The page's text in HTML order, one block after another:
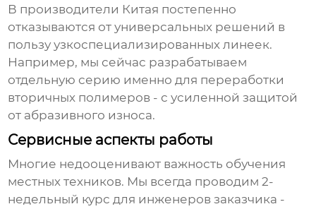
В производители Китая постепенно
отказываются от универсальных решений в
пользу узкоспециализированных линеек.
Например, мы сейчас разрабатываем
отдельную серию именно для переработки
вторичных полимеров - с усиленной защитой
от абразивного износа.
Сервисные аспекты работы
Многие недооценивают важность обучения
местных техников. Мы всегда проводим 2-
недельный курс для инженеров заказчика -